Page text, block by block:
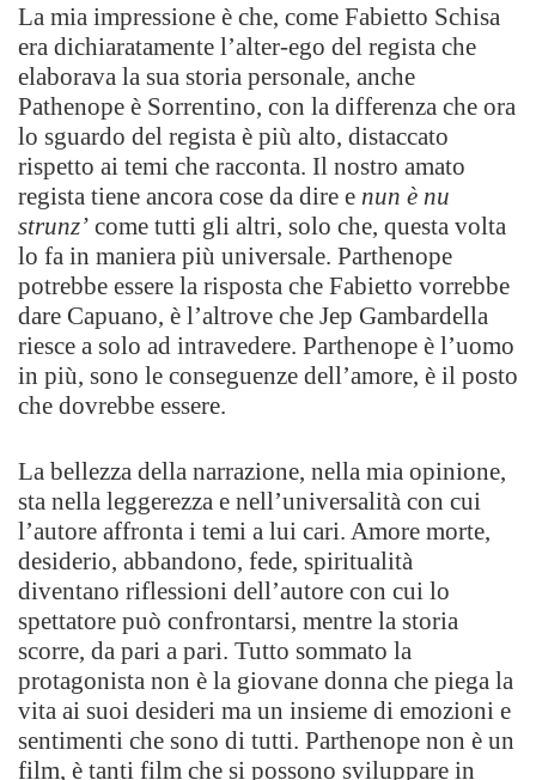
La mia impressione è che, come Fabietto Schisa
era dichiaratamente l’alter-ego del regista che
elaborava la sua storia personale, anche
Pathenope è Sorrentino, con la differenza che ora
lo sguardo del regista è più alto, distaccato
rispetto ai temi che racconta. Il nostro amato
regista tiene ancora cose da dire e nun è nu
strunz’ come tutti gli altri, solo che, questa volta
lo fa in maniera più universale. Parthenope
potrebbe essere la risposta che Fabietto vorrebbe
dare Capuano, è l’altrove che Jep Gambardella
riesce a solo ad intravedere. Parthenope è l’uomo
in più, sono le conseguenze dell’amore, è il posto
che dovrebbe essere.
La bellezza della narrazione, nella mia opinione,
sta nella leggerezza e nell’universalità con cui
l’autore affronta i temi a lui cari. Amore morte,
desiderio, abbandono, fede, spiritualità
diventano riflessioni dell’autore con cui lo
spettatore può confrontarsi, mentre la storia
scorre, da pari a pari. Tutto sommato la
protagonista non è la giovane donna che piega la
vita ai suoi desideri ma un insieme di emozioni e
sentimenti che sono di tutti. Parthenope non è un
film, è tanti film che si possono sviluppare in